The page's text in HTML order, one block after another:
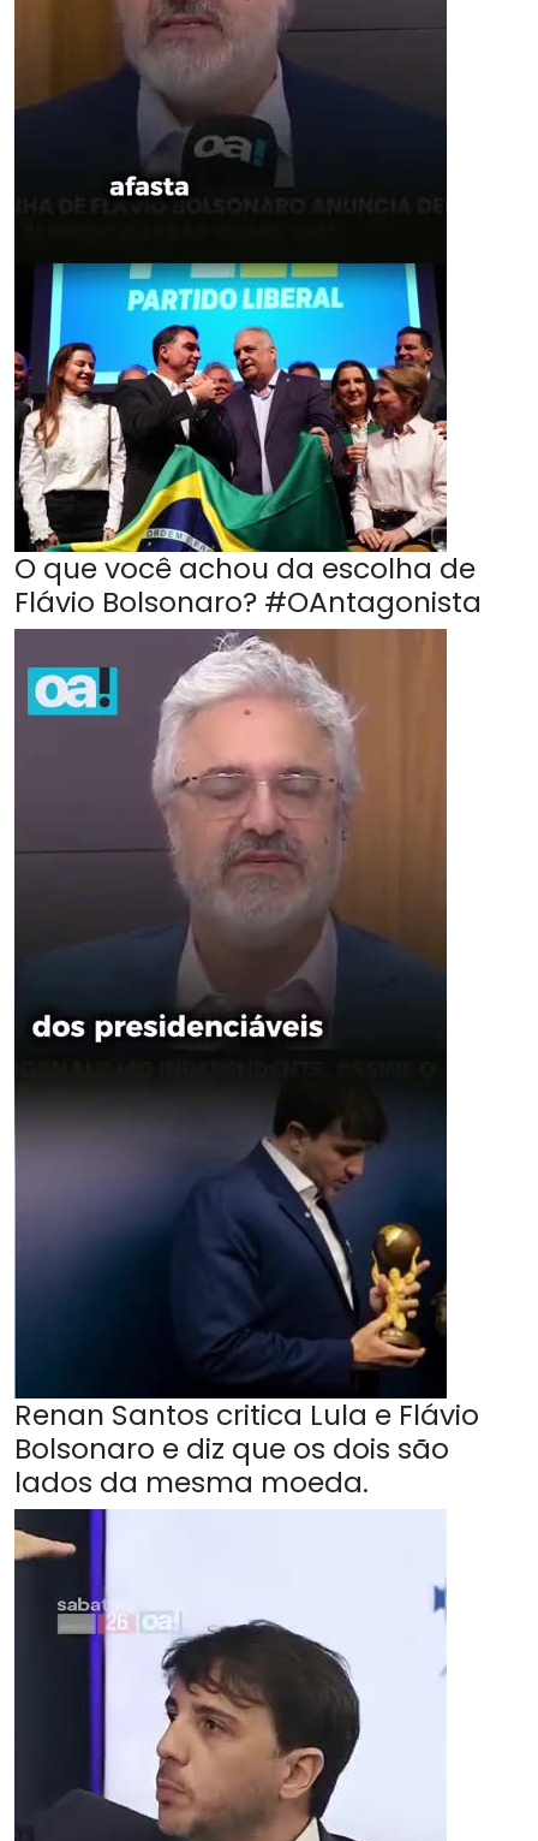
O que você achou da escolha de
Flávio Bolsonaro? #OAntagonista
Renan Santos critica Lula e Flávio
Bolsonaro e diz que os dois são
lados da mesma moeda.